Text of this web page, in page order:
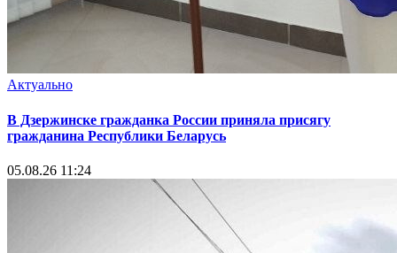
Актуально
В Дзержинске гражданка России приняла присягу
гражданина Республики Беларусь
05.08.26 11:24